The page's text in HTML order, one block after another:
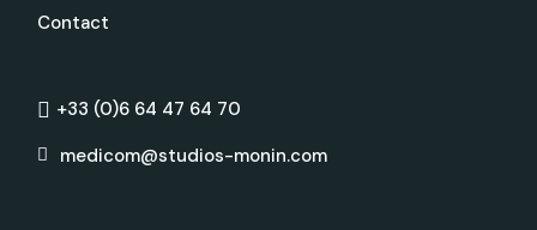
Contact
+33 (0)6 64 47 64 70
medicom@studios-monin.com